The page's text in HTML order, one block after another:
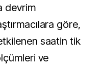
devrim
göre,
saatin tik
ve